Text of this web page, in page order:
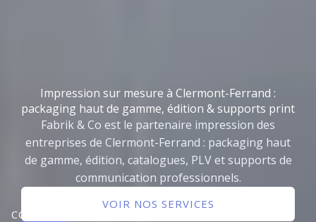
Impression sur mesure à Clermont-Ferrand :
packaging haut de gamme, édition & supports print
Fabrik & Co est le partenaire impression des
entreprises de Clermont-Ferrand : packaging haut
de gamme, édition, catalogues, PLV et supports de
communication professionnels.
CONTACTER
VOIR NOS SERVICES